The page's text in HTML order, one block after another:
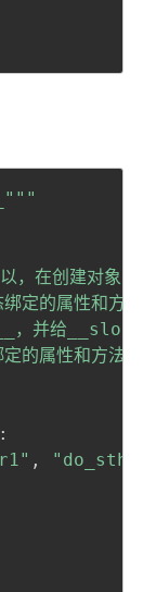
在创建对象之
定的属性和方法
并给__slots__
的属性和方法
:
, "do_sth1"